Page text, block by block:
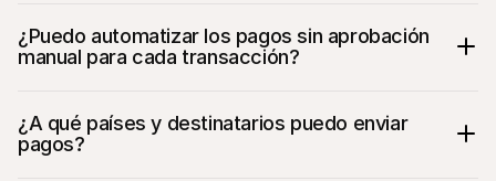
¿Puedo automatizar los pagos sin aprobación
manual para cada transacción?
¿A qué países y destinatarios puedo enviar
pagos?